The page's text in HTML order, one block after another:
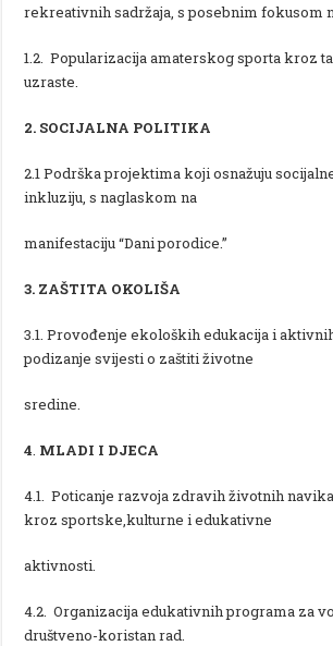
rekreativnih sadržaja, s posebnim fokusom
1.2. Popularizacija amaterskog sporta kroz
uzraste.
2. SOCIJALNA POLITIKA
2.1 Podrška projektima koji osnažuju
inkluziju, s naglaskom na
manifestaciju “Dani porodice.”
3. ZAŠTITA OKOLIŠA
3.1. Provođenje ekoloških edukacija i
podizanje svijesti o zaštiti životne
sredine.
4. MLADI I DJECA
4.1. Poticanje razvoja zdravih životnih
kroz sportske,kulturne i edukativne
aktivnosti.
4.2. Organizacija edukativnih programa za
društveno-koristan rad.